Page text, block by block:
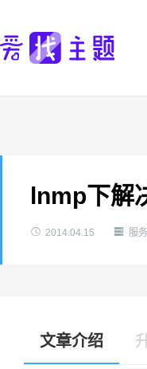
lnmp下解
 2014.04.15  服
文章介绍